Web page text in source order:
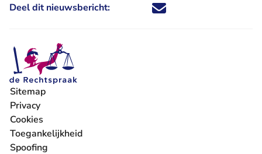
Deel dit nieuwsbericht: Deel dit nieuwsbericht via X -
Deel dit nieuwsbericht via
Deel dit nieuwsbericht
Deel dit
Sitemap
Privacy
Cookies
Toegankelijkheid
Spoofing